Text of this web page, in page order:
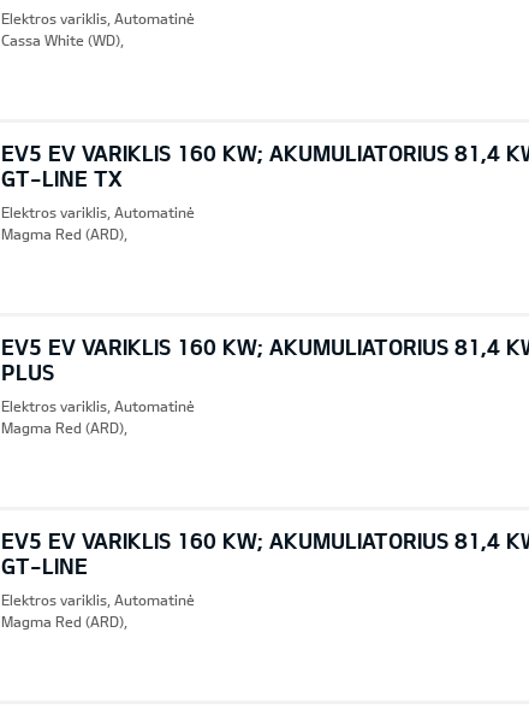
Elektros variklis, Automatinė
Cassa White (WD),
EV5 EV VARIKLIS 160 KW; AKUMULIATORIUS 81,4
GT-LINE TX
Elektros variklis, Automatinė
Magma Red (ARD),
EV5 EV VARIKLIS 160 KW; AKUMULIATORIUS 81,4
PLUS
Elektros variklis, Automatinė
Magma Red (ARD),
EV5 EV VARIKLIS 160 KW; AKUMULIATORIUS 81,4
GT-LINE
Elektros variklis, Automatinė
Magma Red (ARD),